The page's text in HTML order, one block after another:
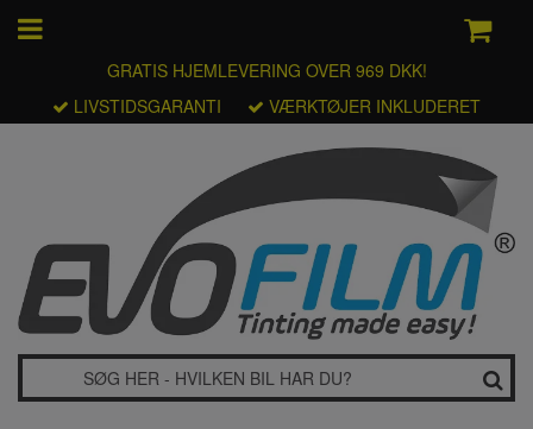
GRATIS HJEMLEVERING OVER 969 DKK!
LIVSTIDSGARANTI
VÆRKTØJER INKLUDERET